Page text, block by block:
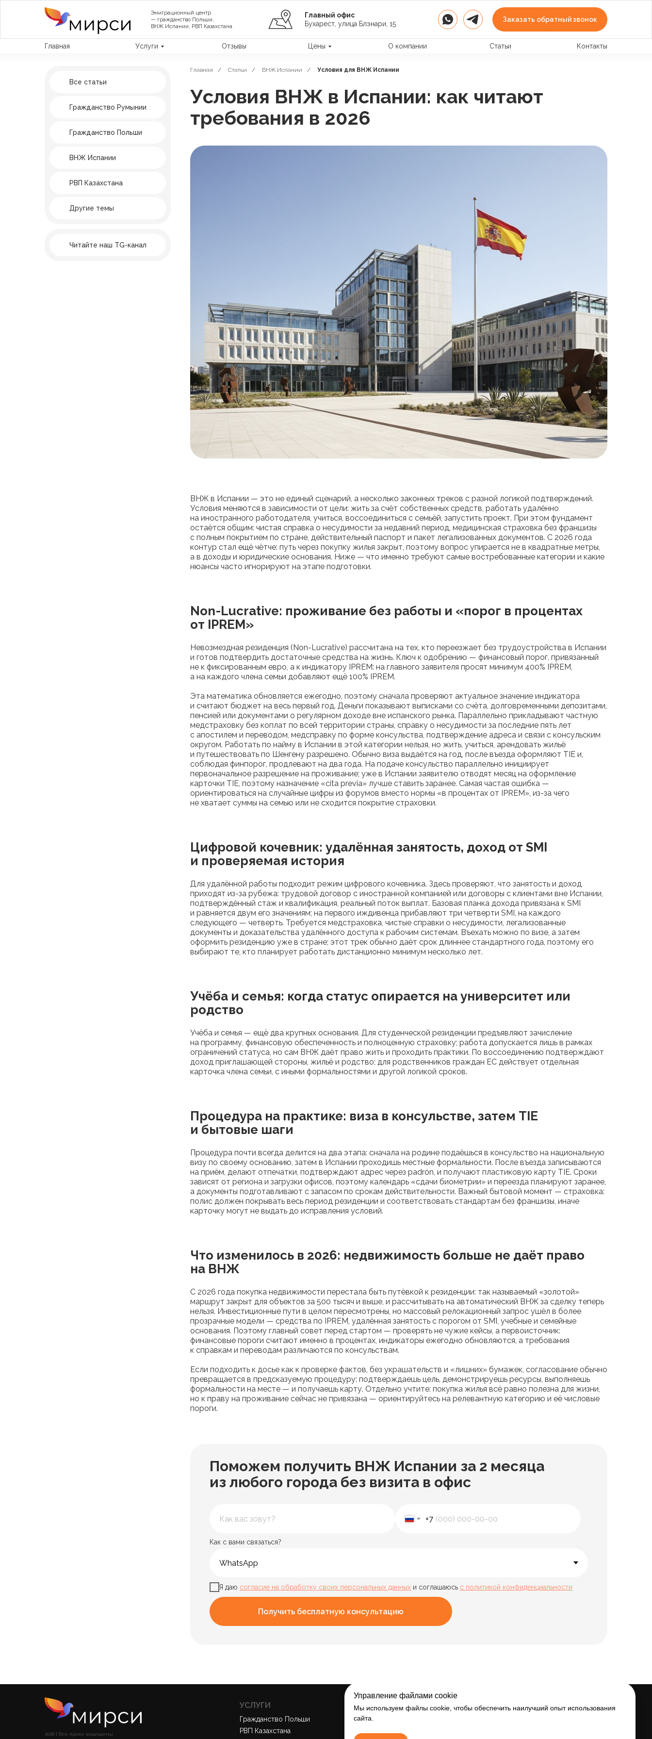
Главная Услуги О компании
Отзывы Статьи
Цены Контакты
Эмиграционный центр
— гражданство Польши,
ВНЖ Испании, РВП Казахстана
Заказать обратный звонок
Главный офис
Бухарест, улица Блэнари, 15
Все статьи
Гражданство Румынии
Гражданство Польши
ВНЖ Испании
РВП Казахстана
Другие темы
Читайте наш TG-канал
Главная / Статьи / ВНЖ Испании / Условия для ВНЖ Испании
Условия ВНЖ в Испании: как читают
требования в 2026
ВНЖ в Испании — это не единый сценарий, а несколько законных треков с разной логикой подтверждений.
Условия меняются в зависимости от цели: жить за счёт собственных средств, работать удалённо
на иностранного работодателя, учиться, воссоединиться с семьёй, запустить проект. При этом фундамент
остаётся общим: чистая справка о несудимости за недавний период, медицинская страховка без франшизы
с полным покрытием по стране, действительный паспорт и пакет легализованных документов. С 2026 года
контур стал ещё чётче: путь через покупку жилья закрыт, поэтому вопрос упирается не в квадратные метры,
а в доходы и юридические основания. Ниже — что именно требуют самые востребованные категории и какие
нюансы часто игнорируют на этапе подготовки.
Non-Lucrative: проживание без работы и «порог в процентах
от IPREM»
Невозмездная резиденция (Non-Lucrative) рассчитана на тех, кто переезжает без трудоустройства в Испании
и готов подтвердить достаточные средства на жизнь. Ключ к одобрению — финансовый порог, привязанный
не к фиксированным евро, а к индикатору IPREM: на главного заявителя просят минимум 400% IPREM,
а на каждого члена семьи добавляют ещё 100% IPREM.
Эта математика обновляется ежегодно, поэтому сначала проверяют актуальное значение индикатора
и считают бюджет на весь первый год. Деньги показывают выписками со счёта, долговременными депозитами,
пенсией или документами о регулярном доходе вне испанского рынка. Параллельно прикладывают частную
медстраховку без коплат по всей территории страны, справку о несудимости за последние пять лет
с апостилем и переводом, медсправку по форме консульства, подтверждение адреса и связи с консульским
округом. Работать по найму в Испании в этой категории нельзя, но жить, учиться, арендовать жильё
и путешествовать по Шенгену разрешено. Обычно виза выдаётся на год, после въезда оформляют TIE и,
соблюдая финпорог, продлевают на два года. На подаче консульство параллельно инициирует
первоначальное разрешение на проживание; уже в Испании заявителю отводят месяц на оформление
карточки TIE, поэтому назначение «cita previa» лучше ставить заранее. Самая частая ошибка —
ориентироваться на случайные цифры из форумов вместо нормы «в процентах от IPREM», из-за чего
не хватает суммы на семью или не сходится покрытие страховки.
Цифровой кочевник: удалённая занятость, доход от SMI
и проверяемая история
Для удалённой работы подходит режим цифрового кочевника. Здесь проверяют, что занятость и доход
приходят из-за рубежа: трудовой договор с иностранной компанией или договоры с клиентами вне Испании,
подтверждённый стаж и квалификация, реальный поток выплат. Базовая планка дохода привязана к SMI
и равняется двум его значениям; на первого иждивенца прибавляют три четверти SMI, на каждого
следующего — четверть. Требуется медстраховка, чистые справки о несудимости, легализованные
документы и доказательства удалённого доступа к рабочим системам. Въехать можно по визе, а затем
оформить резиденцию уже в стране; этот трек обычно даёт срок длиннее стандартного года, поэтому его
выбирают те, кто планирует работать дистанционно минимум несколько лет.
Учёба и семья: когда статус опирается на университет или
родство
Учёба и семья — ещё два крупных основания. Для студенческой резиденции предъявляют зачисление
на программу, финансовую обеспеченность и полноценную страховку; работа допускается лишь в рамках
ограничений статуса, но сам ВНЖ даёт право жить и проходить практики. По воссоединению подтверждают
доход приглашающей стороны, жильё и родство; для родственников граждан ЕС действует отдельная
карточка члена семьи, с иными формальностями и другой логикой сроков.
Процедура на практике: виза в консульстве, затем TIE
и бытовые шаги
Процедура почти всегда делится на два этапа: сначала на родине подаёшься в консульство на национальную
визу по своему основанию, затем в Испании проходишь местные формальности. После въезда записываются
на приём, делают отпечатки, подтверждают адрес через padrón, и получают пластиковую карту TIE. Сроки
зависят от региона и загрузки офисов, поэтому календарь «сдачи биометрии» и переезда планируют заранее,
а документы подготавливают с запасом по срокам действительности. Важный бытовой момент — страховка:
полис должен покрывать весь период резиденции и соответствовать стандартам без франшизы, иначе
карточку могут не выдать до исправления условий.
Что изменилось в 2026: недвижимость больше не даёт право
на ВНЖ
С 2026 года покупка недвижимости перестала быть путёвкой к резиденции: так называемый «золотой»
маршрут закрыт для объектов за 500 тысяч и выше, и рассчитывать на автоматический ВНЖ за сделку теперь
нельзя. Инвестиционные пути в целом пересмотрены, но массовый релокационный запрос ушёл в более
прозрачные модели — средства по IPREM, удалённая занятость с порогом от SMI, учебные и семейные
основания. Поэтому главный совет перед стартом — проверять не чужие кейсы, а первоисточник:
финансовые пороги считают именно в процентах, индикаторы ежегодно обновляются, а требования
к справкам и переводам различаются по консульствам.
Если подходить к досье как к проверке фактов, без украшательств и «лишних» бумажек, согласование обычно
превращается в предсказуемую процедуру: подтверждаешь цель, демонстрируешь ресурсы, выполняешь
формальности на месте — и получаешь карту. Отдельно учтите: покупка жилья всё равно полезна для жизни,
но к праву на проживание сейчас не привязана — ориентируйтесь на релевантную категорию и её числовые
пороги.
Поможем получить ВНЖ Испании за 2 месяца
из любого города без визита в офис
+7
Как с вами связаться?
Я даю согласие на обработку своих персональных данных и соглашаюсь с политикой конфиденциальности
Получить бесплатную консультацию
2026 | Все права защищены
О КОМПАНИИ
О компании
ПРОЧЕЕ
УСЛУГИ
Гражданство Польши
РВП Казахстана
Управление файлами cookie
Мы используем файлы cookie, чтобы обеспечить наилучший опыт использования
сайта.